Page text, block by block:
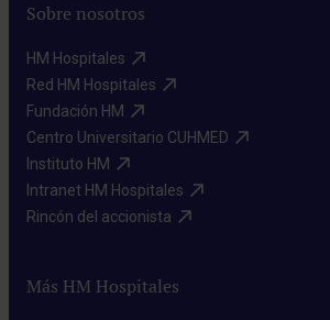
Sobre nosotros
HM Hospitales​
Red HM Hospitales​
Fundación HM​
Centro Universitario CUHMED​
Instituto HM​
Intranet HM Hospitales​
Rincón del accionista​
Más HM Hospitales